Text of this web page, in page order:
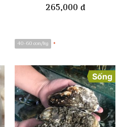
265,000 đ
40-60 con/kg *
Sống